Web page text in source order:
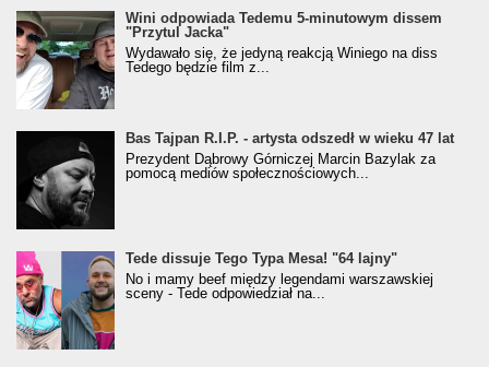
Wini odpowiada Tedemu 5-minutowym dissem
"Przytul Jacka"
Wydawało się, że jedyną reakcją Winiego na diss
Tedego będzie film z...
Bas Tajpan R.I.P. - artysta odszedł w wieku 47 lat
Prezydent Dąbrowy Górniczej Marcin Bazylak za
pomocą mediów społecznościowych...
Tede dissuje Tego Typa Mesa! "64 lajny"
No i mamy beef między legendami warszawskiej
sceny - Tede odpowiedział na...